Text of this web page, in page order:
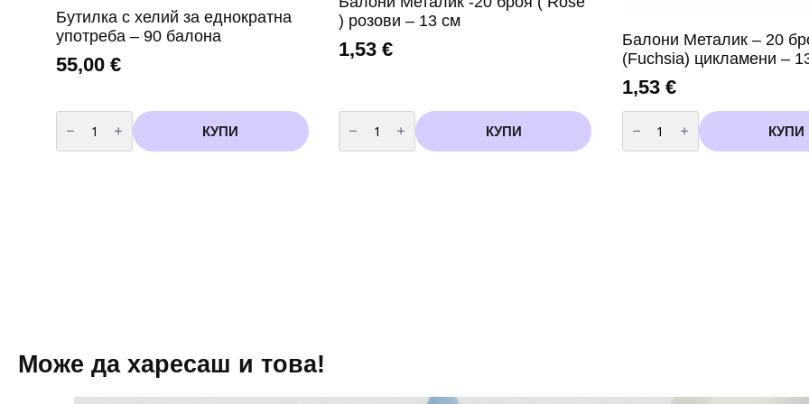
Бутилка с хелий за еднократна
употреба – 90 балона
55,00 €
количество
за
Бутилка
с
КУПИ
) розови – 13 см
1,53€
количество
за
Балони
Металик
КУПИ
Балони Металик – 20
(Fuchsia) цикламени –
1,53 €
количество
за
Балони
Металик
КУПИ
Може да харесаш и това!